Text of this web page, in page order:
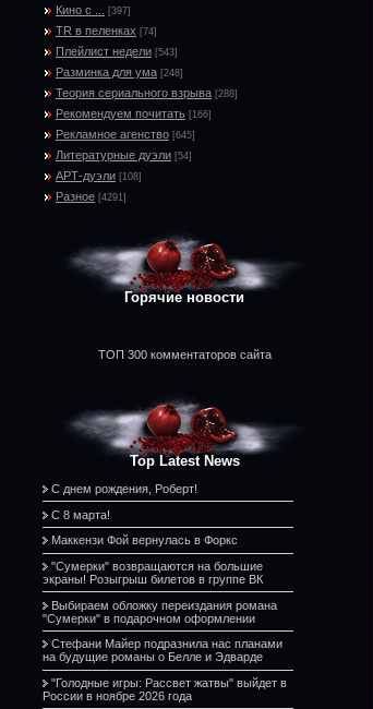
Кино с ... [397]
TR в пеленках [74]
Плейлист недели [543]
Разминка для ума [248]
Теория сериального взрыва [288]
Рекомендуем почитать [166]
Рекламное агенство [645]
Литературные дуэли [54]
АРТ-дуэли [108]
Разное [4291]
Горячие новости
ТОП 300 комментаторов сайта
Top Latest News
С днем рождения, Роберт!
С 8 марта!
Маккензи Фой вернулась в Форкс
"Сумерки" возвращаются на большие
экраны! Розыгрыш билетов в группе ВК
Выбираем обложку переиздания романа
"Сумерки" в подарочном оформлении
Стефани Майер подразнила нас планами
на будущие романы о Белле и Эдварде
"Голодные игры: Рассвет жатвы" выйдет в
России в ноябре 2026 года